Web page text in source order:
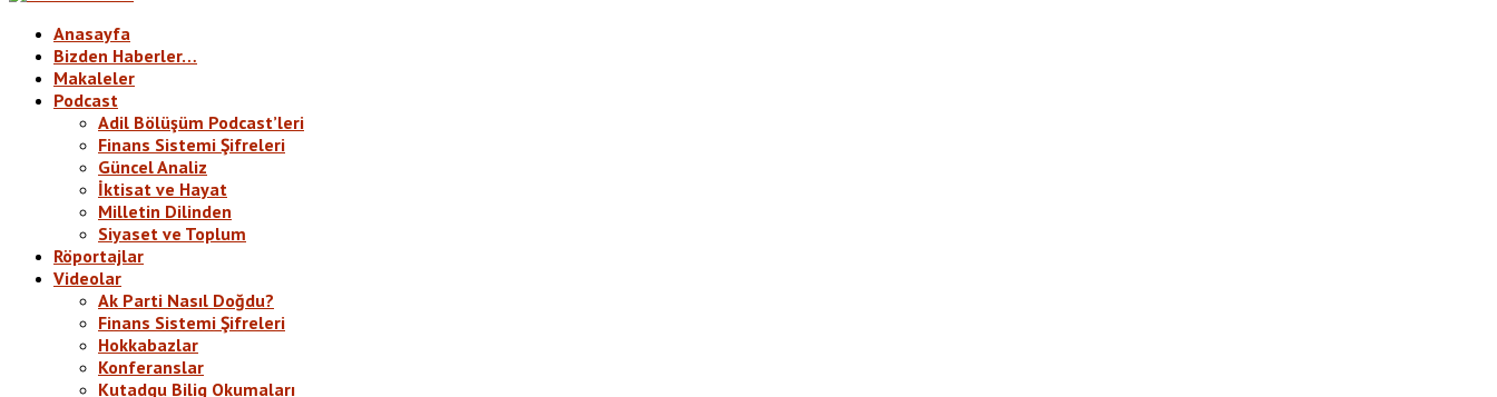
Anasayfa
Bizden Haberler…
Makaleler
Podcast
Adil Bölüşüm Podcast’leri
Finans Sistemi Şifreleri
Güncel Analiz
İktisat ve Hayat
Milletin Dilinden
Siyaset ve Toplum
Röportajlar
Videolar
Ak Parti Nasıl Doğdu?
Finans Sistemi Şifreleri
Hokkabazlar
Konferanslar
Kutadgu Bilig Okumaları